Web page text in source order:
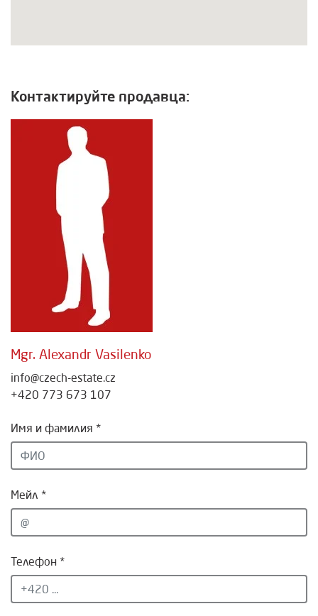
Контактируйте продавца:
Mgr. Alexandr Vasilenko
info@czech-estate.cz
+420 773 673 107
Имя и фамилия *
Мейл *
Телефон *